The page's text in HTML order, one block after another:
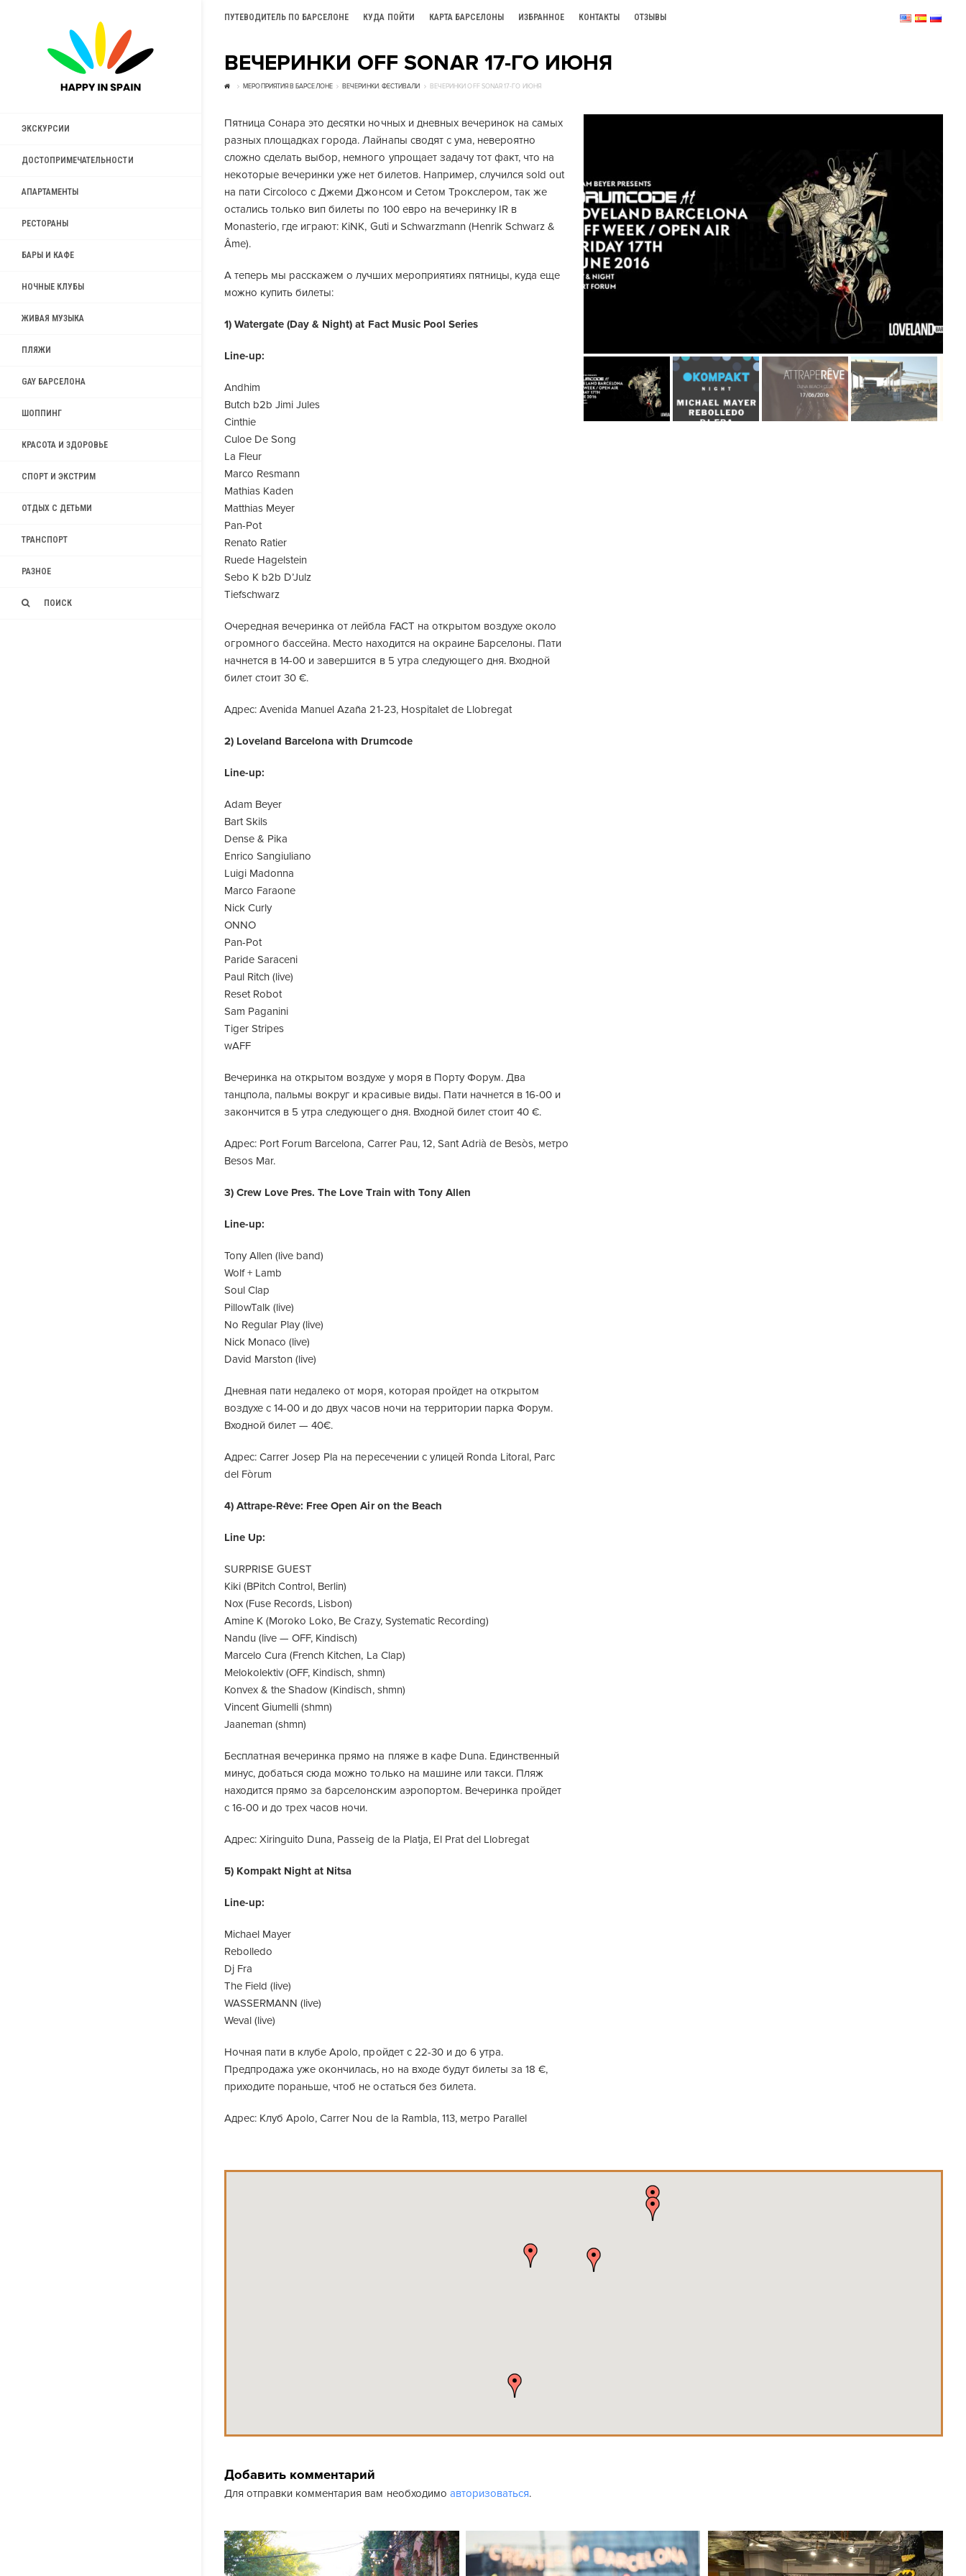
ПУТЕВОДИТЕЛЬ ПО БАРСЕЛОНЕ КУДА ПОЙТИ КАРТА БАРСЕЛОНЫ ИЗБРАННОЕ КОНТАКТЫ ОТЗЫВЫ
ЭКСКУРСИИ
ДОСТОПРИМЕЧАТЕЛЬНОСТИ
АПАРТАМЕНТЫ
РЕСТОРАНЫ
БАРЫ И КАФЕ
НОЧНЫЕ КЛУБЫ
ЖИВАЯ МУЗЫКА
ПЛЯЖИ
GAY БАРСЕЛОНА
ШОППИНГ
КРАСОТА И ЗДОРОВЬЕ
СПОРТ И ЭКСТРИМ
ОТДЫХ С ДЕТЬМИ
ТРАНСПОРТ
РАЗНОЕ
ПОИСК
ВЕЧЕРИНКИ OFF SONAR 17-ГО ИЮНЯ
МЕРОПРИЯТИЯ В БАРСЕЛОНЕ ВЕЧЕРИНКИ,ФЕСТИВАЛИ ВЕЧЕРИНКИ OFF SONAR 17-ГО ИЮНЯ
Пятница Сонара это десятки ночных и дневных вечеринок на самых
разных площадках города. Лайнапы сводят с ума, невероятно
сложно сделать выбор, немного упрощает задачу тот факт, что на
некоторые вечеринки уже нет билетов. Например, случился sold out
на пати Circoloco с Джеми Джонсом и Сетом Трокслером, так же
остались только вип билеты по 100 евро на вечеринку IR в
Monasterio, где играют: KiNK, Guti и Schwarzmann (Henrik Schwarz &
Âme).
А теперь мы расскажем о лучших мероприятиях пятницы, куда еще
можно купить билеты:
1) Watergate (Day & Night) at Fact Music Pool Series
Line-up:
Andhim
Butch b2b Jimi Jules
Cinthie
Culoe De Song
La Fleur
Marco Resmann
Mathias Kaden
Matthias Meyer
Pan-Pot
Renato Ratier
Ruede Hagelstein
Sebo K b2b D’Julz
Tiefschwarz
Очередная вечеринка от лейбла FACT на открытом воздухе около
огромного бассейна. Место находится на окраине Барселоны. Пати
начнется в 14-00 и завершится в 5 утра следующего дня. Входной
билет стоит 30 €.
Адрес: Avenida Manuel Azaña 21-23, Hospitalet de Llobregat
2) Loveland Barcelona with Drumcode
Line-up:
Adam Beyer
Bart Skils
Dense & Pika
Enrico Sangiuliano
Luigi Madonna
Marco Faraone
Nick Curly
ONNO
Pan-Pot
Paride Saraceni
Paul Ritch (live)
Reset Robot
Sam Paganini
Tiger Stripes
wAFF
Вечеринка на открытом воздухе у моря в Порту Форум. Два
танцпола, пальмы вокруг и красивые виды. Пати начнется в 16-00 и
закончится в 5 утра следующего дня. Входной билет стоит 40 €.
Адрес: Port Forum Barcelona, Carrer Pau, 12, Sant Adrià de Besòs, метро
Besos Mar.
3) Crew Love Pres. The Love Train with Tony Allen
Line-up:
Tony Allen (live band)
Wolf + Lamb
Soul Clap
PillowTalk (live)
No Regular Play (live)
Nick Monaco (live)
David Marston (live)
Дневная пати недалеко от моря, которая пройдет на открытом
воздухе с 14-00 и до двух часов ночи на территории парка Форум.
Входной билет — 40€.
Адрес: Carrer Josep Pla на пересечении с улицей Ronda Litoral, Parc
del Fòrum
4) Attrape-Rêve: Free Open Air on the Beach
Line Up:
SURPRISE GUEST
Kiki (BPitch Control, Berlin)
Nox (Fuse Records, Lisbon)
Amine K (Moroko Loko, Be Crazy, Systematic Recording)
Nandu (live — OFF, Kindisch)
Marcelo Cura (French Kitchen, La Clap)
Melokolektiv (OFF, Kindisch, shmn)
Konvex & the Shadow (Kindisch, shmn)
Vincent Giumelli (shmn)
Jaaneman (shmn)
Бесплатная вечеринка прямо на пляже в кафе Duna. Единственный
минус, добаться сюда можно только на машине или такси. Пляж
находится прямо за барселонским аэропортом. Вечеринка пройдет
с 16-00 и до трех часов ночи.
Адрес: Xiringuito Duna, Passeig de la Platja, El Prat del Llobregat
5) Kompakt Night at Nitsa
Line-up:
Michael Mayer
Rebolledo
Dj Fra
The Field (live)
WASSERMANN (live)
Weval (live)
Ночная пати в клубе Apolo, пройдет с 22-30 и до 6 утра.
Предпродажа уже окончилась, но на входе будут билеты за 18 €,
приходите пораньше, чтоб не остаться без билета.
Адрес: Клуб Apolo, Carrer Nou de la Rambla, 113, метро Parallel
Добавить комментарий
Для отправки комментария вам необходимо авторизоваться.